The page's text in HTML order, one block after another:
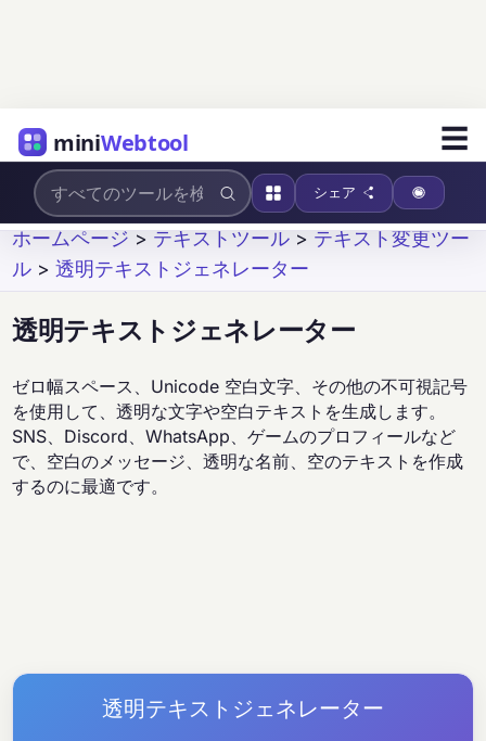
miniWebtool ☰
シェア
ホームページ > テキストツール > テキスト変更ツー
ル >透明テキストジェネレーター
透明テキストジェネレーター
ゼロ幅スペース、Unicode 空白文字、その他の不可視記号
を使用して、透明な文字や空白テキストを生成します。
SNS、Discord、WhatsApp、ゲームのプロフィールなど
で、空白のメッセージ、透明な名前、空のテキストを作成
するのに最適です。
透明テキストジェネレーター